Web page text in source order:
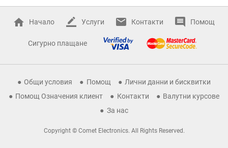
Начало Услуги Контакти Помощ
Сигурно плащане
Общи условия Помощ
Лични данни и бисквитки
Помощ Означения клиент
Контакти
Валутни курсове
За нас
Copyright © Comet Electronics. All Rights Reserved.